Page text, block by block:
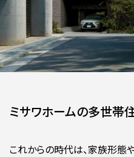
ミサワホームの多世帯
これからの時代は、家族形態